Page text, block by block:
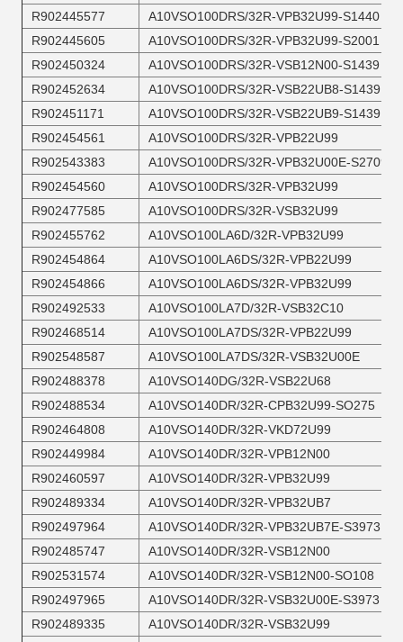
R902445577
A10VSO100DRS/32R-VPB32U99-S1440
R902445605
A10VSO100DRS/32R-VPB32U99-S2001
R902450324
A10VSO100DRS/32R-VSB12N00-S1439
R902452634
A10VSO100DRS/32R-VSB22UB8-S1439
R902451171
A10VSO100DRS/32R-VSB22UB9-S1439
R902454561
A10VSO100DRS/32R-VPB22U99
R902543383
A10VSO100DRS/32R-VPB32U00E-S2709
R902454560
A10VSO100DRS/32R-VPB32U99
R902477585
A10VSO100DRS/32R-VSB32U99
R902455762
A10VSO100LA6D/32R-VPB32U99
R902454864
A10VSO100LA6DS/32R-VPB22U99
R902454866
A10VSO100LA6DS/32R-VPB32U99
R902492533
A10VSO100LA7D/32R-VSB32C10
R902468514
A10VSO100LA7DS/32R-VPB22U99
R902548587
A10VSO100LA7DS/32R-VSB32U00E
R902488378
A10VSO140DG/32R-VSB22U68
R902488534
A10VSO140DR/32R-CPB32U99-SO275
R902464808
A10VSO140DR/32R-VKD72U99
R902449984
A10VSO140DR/32R-VPB12N00
R902460597
A10VSO140DR/32R-VPB32U99
R902489334
A10VSO140DR/32R-VPB32UB7
R902497964
A10VSO140DR/32R-VPB32UB7E-S3973
R902485747
A10VSO140DR/32R-VSB12N00
R902531574
A10VSO140DR/32R-VSB12N00-SO108
R902497965
A10VSO140DR/32R-VSB32U00E-S3973
R902489335
A10VSO140DR/32R-VSB32U99